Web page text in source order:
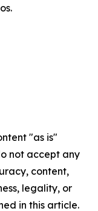
"as is"
not accept any
content,
legality, or
in this article.